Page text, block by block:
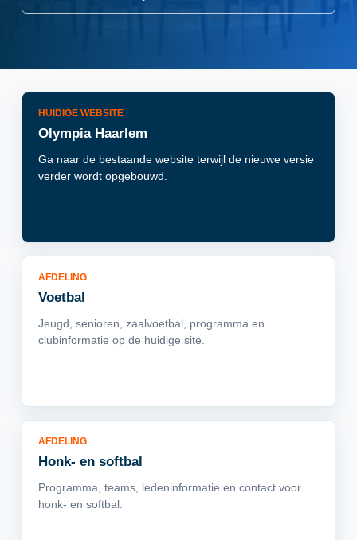
HUIDIGE WEBSITE
Olympia Haarlem
Ga naar de bestaande website terwijl de nieuwe versie
verder wordt opgebouwd.
AFDELING
Voetbal
Jeugd, senioren, zaalvoetbal, programma en
clubinformatie op de huidige site.
AFDELING
Honk- en softbal
Programma, teams, ledeninformatie en contact voor
honk- en softbal.